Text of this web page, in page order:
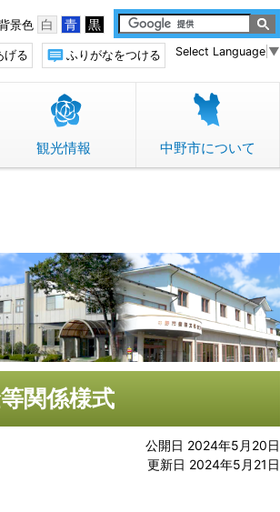
景色 白 青 黒
Select Language ▼
ふりがなをつける
げる
観光情報 中野市について
関係様式
公開日 2024年5月20日
更新日 2024年5月21日